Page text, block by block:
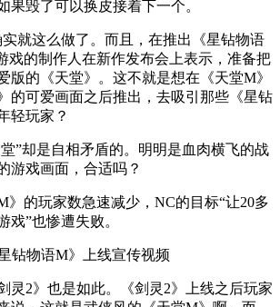
果毁了可以换皮接着下一个。
就这么做了。而且，在推出《星钻物语
戏的制作人在新作发布会上表示，准备把
版的《天堂》。这不就是想在《天堂M》
的可爱画面之后推出，去吸引那些《星钻
轻玩家？
”却是自相矛盾的。明明是血肉横飞的战
游戏画面，合适吗？
》的玩家数急速减少，NC的目标“让20多
戏”也惨遭失败。
星钻物语M》上线宣传视频
灵2》也是如此。《剑灵2》上线之后玩家